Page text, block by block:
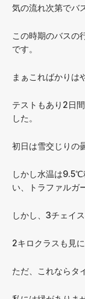
気の流れ次第でバ
この時期のバスの
です。
まぁこればかりは
テストもあり2日
した。
初日は雪交じりの
しかし水温は9.5℃
い、トラファルガ
しかし、3チェイ
2キロクラスも見
ただ、これならタ